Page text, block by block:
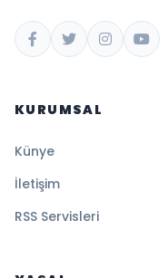
KURUMSAL
Künye
İletişim
RSS Servisleri